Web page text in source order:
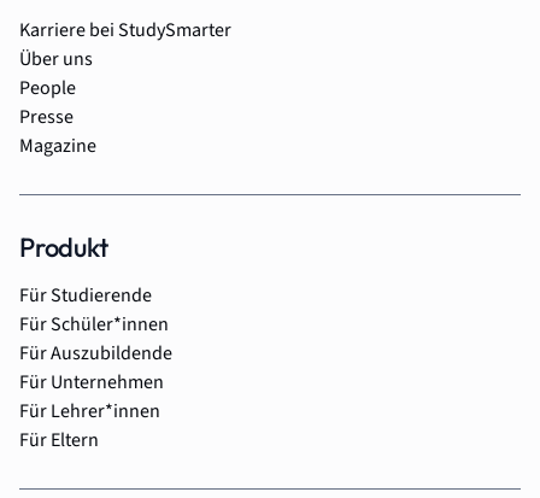
Karriere bei StudySmarter
Über uns
People
Presse
Magazine
Produkt
Für Studierende
Für Schüler*innen
Für Auszubildende
Für Unternehmen
Für Lehrer*innen
Für Eltern